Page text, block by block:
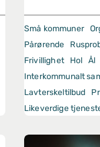
Små kommuner
Pårørende
Frivillighet
Hol Ål
Interkommunalt
Lavterskeltilbud
Likeverdige